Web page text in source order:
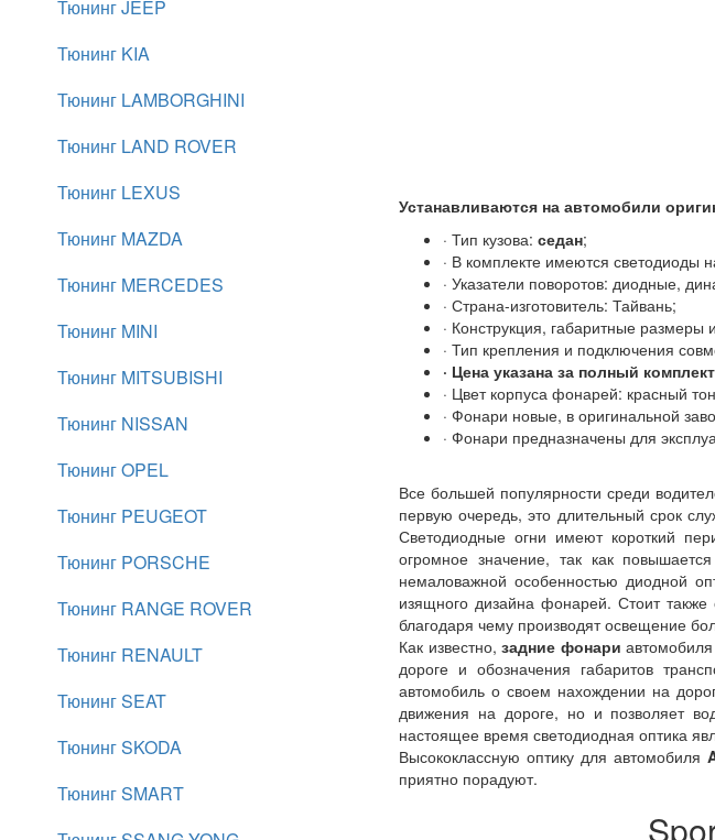
Тюнинг JEEP
Тюнинг KIA
Тюнинг LAMBORGHINI
Тюнинг LAND ROVER
Тюнинг LEXUS
Тюнинг MAZDA
Тюнинг MERCEDES
Тюнинг MINI
Тюнинг MITSUBISHI
Тюнинг NISSAN
Тюнинг OPEL
Тюнинг PEUGEOT
Тюнинг PORSCHE
Тюнинг RANGE ROVER
Тюнинг RENAULT
Тюнинг SEAT
Тюнинг SKODA
Тюнинг SMART
Устанавливаются на автомобили
· Тип кузова: седан;
· В комплекте имеются светодиоды
· Указатели поворотов: диодные,
· Страна-изготовитель: Тайвань;
· Конструкция, габаритные
· Тип крепления и подключения
· Цена указана за полный
· Цвет корпуса фонарей: красный
· Фонари новые, в оригинальной
· Фонари предназначены для
Все большей популярности среди
первую очередь, это длительный срок
Светодиодные огни имеют короткий
огромное значение, так как
немаловажной особенностью диодной
изящного дизайна фонарей. Стоит
благодаря чему производят освещение
Как известно,задние фонари
дороге и обозначения габаритов
автомобиль о своем нахождении на
движения на дороге, но и позволяет
настоящее время светодиодная оптика
Высококлассную оптику для автомобиля
приятно порадуют.